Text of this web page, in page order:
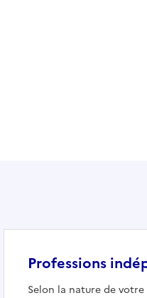
Professions
Selon la nature de